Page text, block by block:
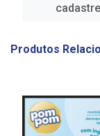
Produtos